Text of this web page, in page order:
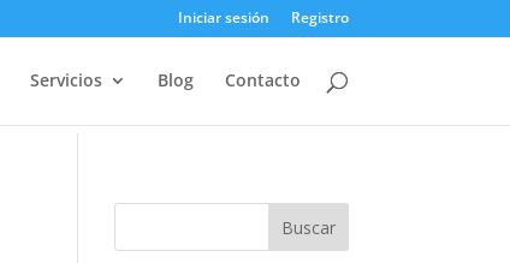
Iniciar sesión Registro
Servicios Blog Contacto